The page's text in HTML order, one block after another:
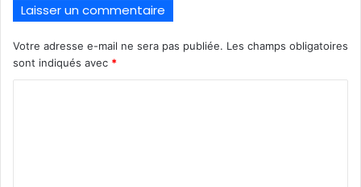
Laisser un commentaire
Votre adresse e-mail ne sera pas publiée. Les champs obligatoires
sont indiqués avec *